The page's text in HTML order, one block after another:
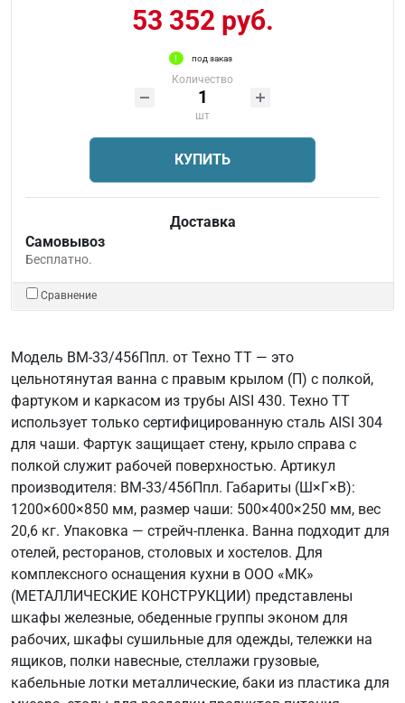
53 352 руб.
под заказ
Количество
шт
КУПИТЬ
Доставка
Самовывоз
Бесплатно.
Сравнение
Модель ВМ-33/456Ппл. от Техно ТТ — это
цельнотянутая ванна с правым крылом (П) с полкой,
фартуком и каркасом из трубы AISI 430. Техно ТТ
использует только сертифицированную сталь AISI 304
для чаши. Фартук защищает стену, крыло справа с
полкой служит рабочей поверхностью. Артикул
производителя: ВМ-33/456Ппл. Габариты (Ш×Г×В):
1200×600×850 мм, размер чаши: 500×400×250 мм, вес
20,6 кг. Упаковка — стрейч-пленка. Ванна подходит для
отелей, ресторанов, столовых и хостелов. Для
комплексного оснащения кухни в ООО «МК»
(МЕТАЛЛИЧЕСКИЕ КОНСТРУКЦИИ) представлены
шкафы железные, обеденные группы эконом для
рабочих, шкафы сушильные для одежды, тележки на
ящиков, полки навесные, стеллажи грузовые,
кабельные лотки металлические, баки из пластика для